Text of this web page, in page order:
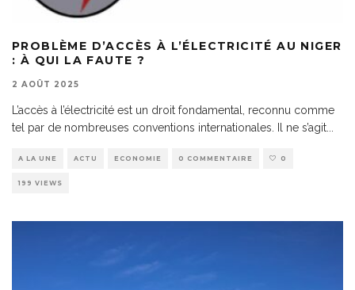
PROBLÈME D’ACCÈS À L’ÉLECTRICITÉ AU NIGER
: À QUI LA FAUTE ?
2 AOÛT 2025
L’accès à l’électricité est un droit fondamental, reconnu comme
tel par de nombreuses conventions internationales. Il ne s’agit
A LA UNE ACTU ECONOMIE 0 COMMENTAIRE 0
199 VIEWS